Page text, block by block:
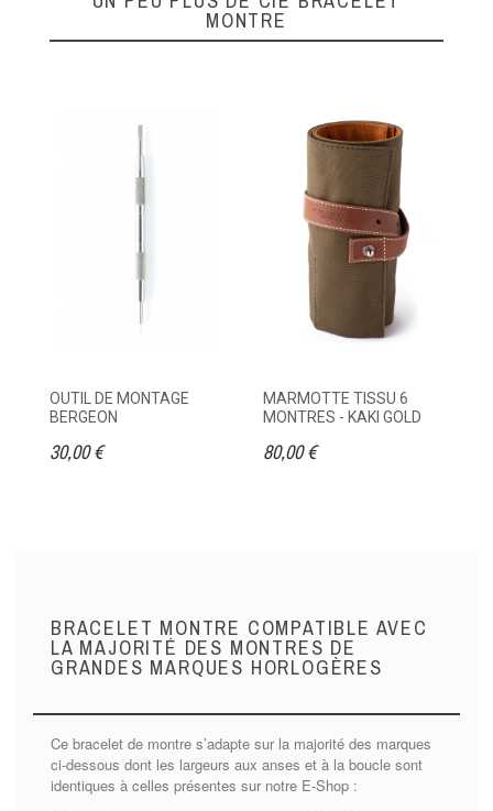
MONTRE
OUTIL DE MONTAGE
BERGEON
30,00 €
MARMOTTE TISSU 6
MONTRES - KAKI GOLD
80,00 €
BRACELET MONTRE COMPATIBLE AVEC
LA MAJORITÉ DES MONTRES DE
GRANDES MARQUES HORLOGÈRES
Ce bracelet de montre s’adapte sur la majorité des marques
ci-dessous dont les largeurs aux anses et à la boucle sont
identiques à celles présentes sur notre E-Shop :